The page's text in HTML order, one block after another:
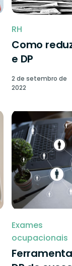
RH
Como
e DP
2 de setembro de
2022
Exames
ocupacionais